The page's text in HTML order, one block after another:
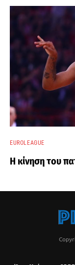
EUROLEAGUE
Η κίνηση του